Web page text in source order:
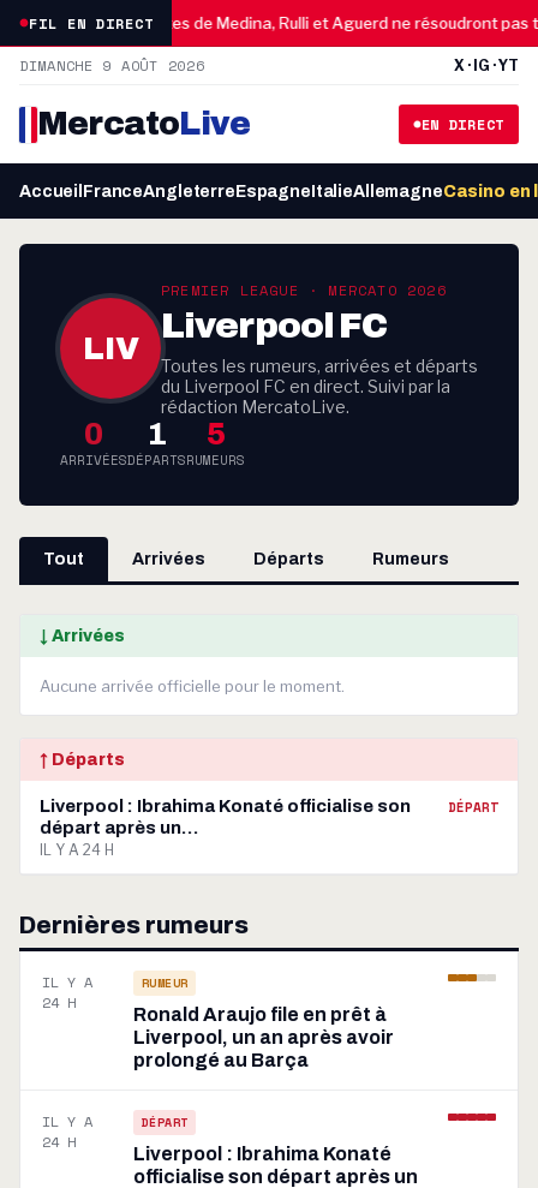
FIL EN DIRECT
07:00 OM : les ventes de Medina, Rulli et Aguerd ne résoudront pas
DIMANCHE 9 AOÛT 2026 X · IG · YT
MercatoLive EN DIRECT
Accueil FranceAngleterreEspagneItalieAllemagneCasino en
LIV
PREMIER LEAGUE · MERCATO 2026
Liverpool FC
Toutes les rumeurs, arrivées et départs
du Liverpool FC en direct. Suivi par la
rédaction MercatoLive.
0
ARRIVÉES
1
DÉPARTS
5
RUMEURS
Tout Arrivées Départs Rumeurs
↓ Arrivées
Aucune arrivée officielle pour le moment.
↑ Départs
Liverpool : Ibrahima Konaté officialise son
départ après un…
DÉPART
IL Y A 24 H
Dernières rumeurs
IL Y A
24 H
RUMEUR
Ronald Araujo file en prêt à
Liverpool, un an après avoir
prolongé au Barça
IL Y A
24 H
DÉPART
Liverpool : Ibrahima Konaté
officialise son départ après un